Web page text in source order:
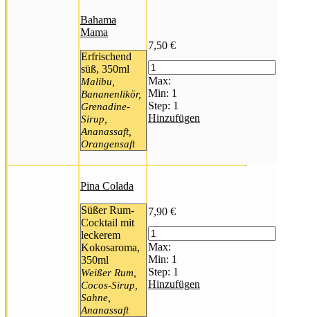
Bahama
Mama
Erfrischend
süß, 350ml
Malibu,
Bananenlikör,
Grenadine-
Sirup,
Ananassaft,
Orangensaft
7,50 €
Max:
Min: 1
Step: 1
Hinzufügen
Pina Colada
Süßer Rum-
Cocktail mit
leckerem
Kokosaroma,
350ml
Weißer Rum,
Cocos-Sirup,
Sahne,
Ananassaft
7,90 €
Max:
Min: 1
Step: 1
Hinzufügen